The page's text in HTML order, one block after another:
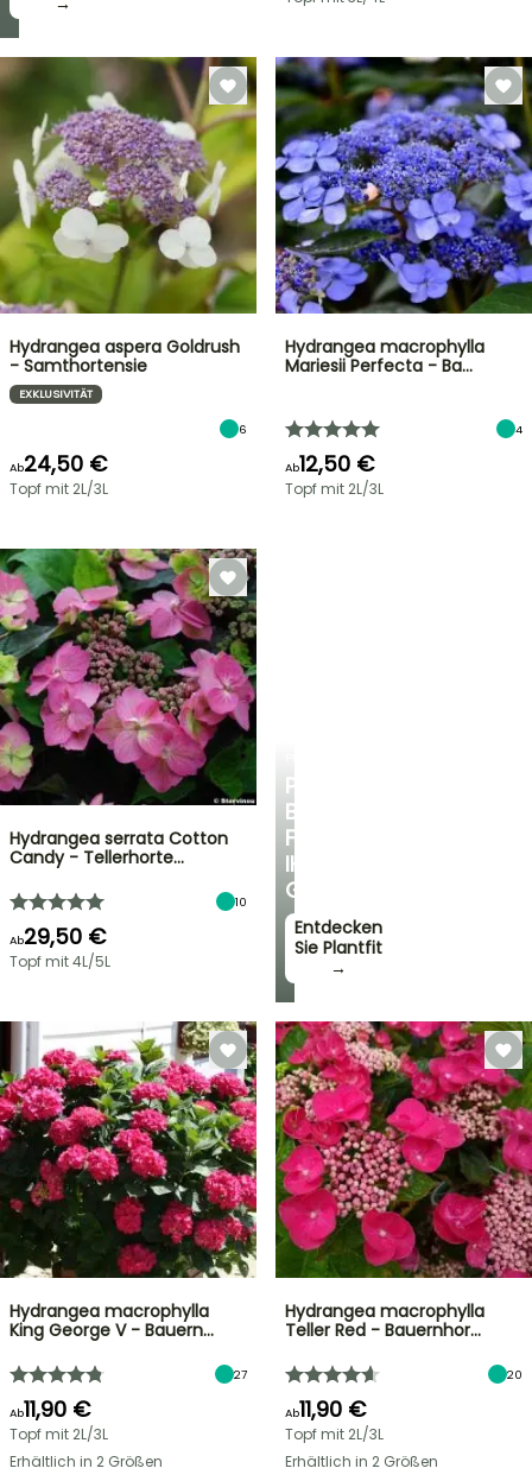
PERSÖNLICHE
BERATUNG
FÜR
IHREN
GARTEN
Entdecken
Sie Plantfit
→
Hydrangea aspera Goldrush
- Samthortensie
EXKLUSIVITÄT
6
Ab24,50 €
Topf mit 2L/3L
Hydrangea macrophylla
Mariesii Perfecta - Ba…
4
Ab12,50 €
Topf mit 2L/3L
Hydrangea serrata Cotton
Candy - Tellerhorte…
10
Ab29,50 €
Topf mit 4L/5L
Hydrangea macrophylla
King George V - Bauern…
27
Ab11,90 €
Topf mit 2L/3L
Erhältlich in 2 Größen
Hydrangea macrophylla
Teller Red - Bauernhor…
20
Ab11,90 €
Topf mit 2L/3L
Erhältlich in 2 Größen